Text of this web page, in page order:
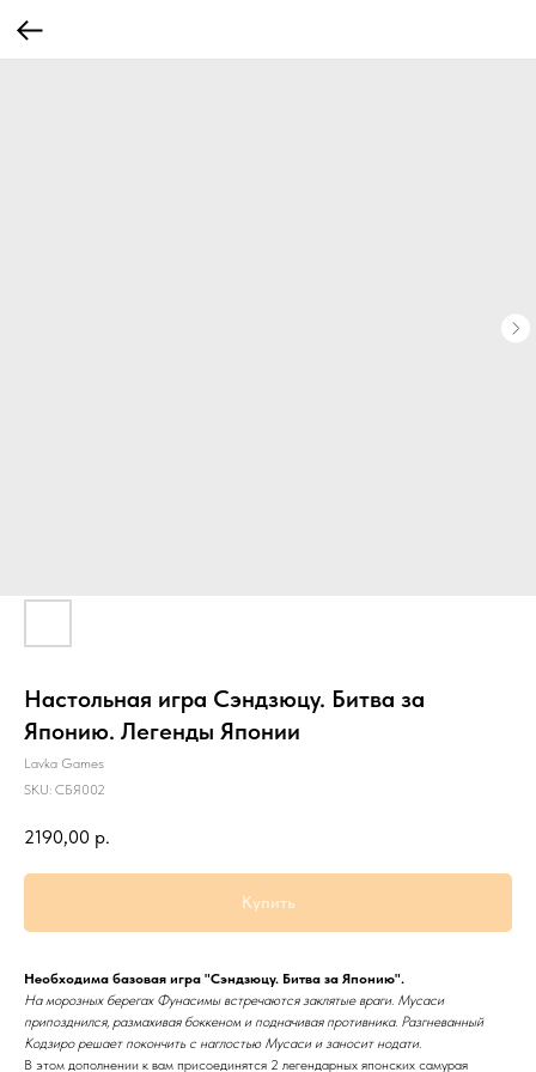
Настольная игра Сэндзюцу. Битва за
Японию. Легенды Японии
Lavka Games
SKU: СБЯ002
2190,00 р.
Купить
Необходима базовая игра "Сэндзюцу. Битва за Японию".
На морозных берегах Фунасимы встречаются заклятые враги. Мусаси
припозднился, размахивая боккеном и подначивая противника. Разгневанный
Кодзиро решает покончить с наглостью Мусаси и заносит нодати.
В этом дополнении к вам присоединятся 2 легендарных японских самурая